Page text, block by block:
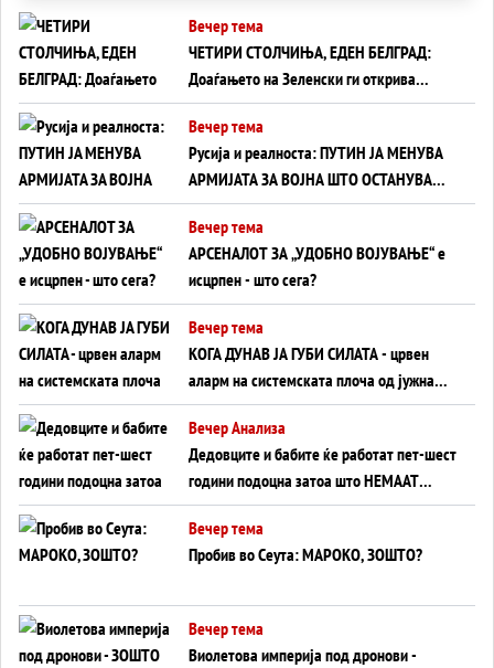
Вечер тема
ЧЕТИРИ СТОЛЧИЊА, ЕДЕН БЕЛГРАД:
Доаѓањето на Зеленски ги открива
тајните на политиката на балансирање
на Вучиќ
Вечер тема
Русија и реалноста: ПУТИН ЈА МЕНУВА
АРМИЈАТА ЗА ВОЈНА ШТО ОСТАНУВА
БЕЗ ФРОНТ
Вечер тема
АРСЕНАЛОТ ЗА „УДОБНО ВОЈУВАЊЕ“ е
исцрпен - што сега?
Вечер тема
КОГА ДУНАВ ЈА ГУБИ СИЛАТА - црвен
аларм на системската плоча од јужна
Германија до Црното Море...
Вечер Анализа
Дедовците и бабите ќе работат пет-шест
години подоцна затоа што НЕМААТ
ВНУЦИ ДА ГИ ЗАМЕНАТ
Вечер тема
Пробив во Сеута: МАРОКО, ЗОШТО?
Вечер тема
Виолетова империја под дронови -